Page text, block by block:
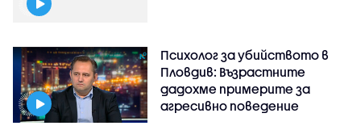
Психолог за убийството в
Пловдив: Възрастните
дадохме примерите за
агресивно поведение